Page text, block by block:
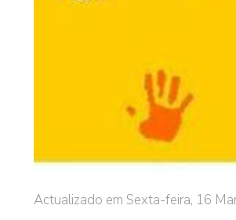
Actualizado em Sexta-feira, 16